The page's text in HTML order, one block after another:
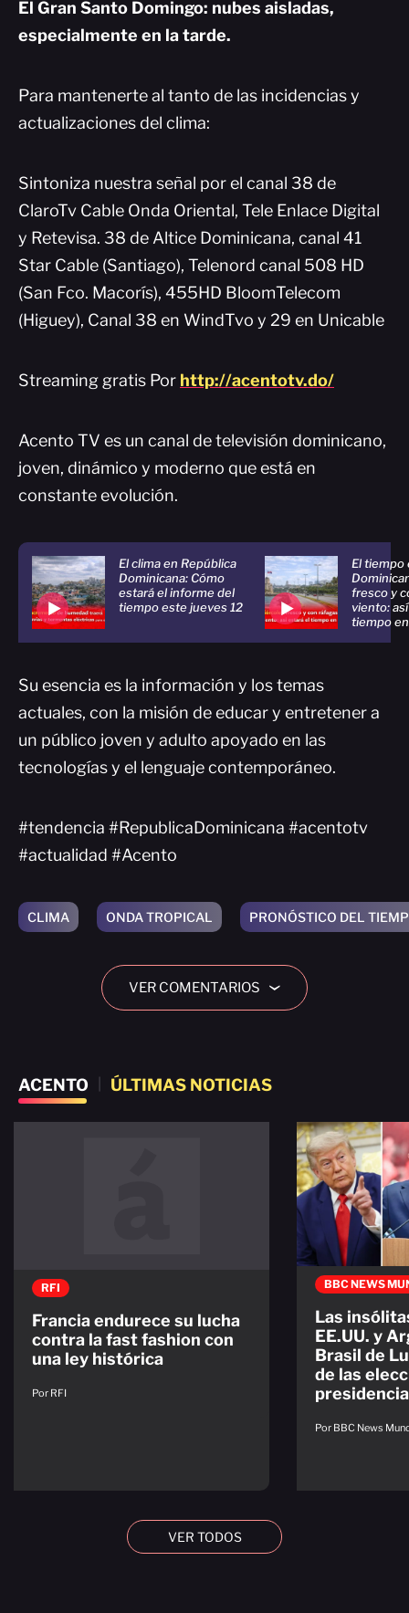
El Gran Santo Domingo: nubes aisladas,
especialmente en la tarde.
Para mantenerte al tanto de las incidencias y
actualizaciones del clima:
Sintoniza nuestra señal por el canal 38 de
ClaroTv Cable Onda Oriental, Tele Enlace Digital
y Retevisa. 38 de Altice Dominicana, canal 41
Star Cable (Santiago), Telenord canal 508 HD
(San Fco. Macorís), 455HD BloomTelecom
(Higuey), Canal 38 en WindTvo y 29 en Unicable
Streaming gratis Por http://acentotv.do/
Acento TV es un canal de televisión dominicano,
joven, dinámico y moderno que está en
constante evolución.
El clima en República
Dominicana: Cómo
estará el informe del
tiempo este jueves 12
El tiempo
fresco y
viento:
tiempo
Su esencia es la información y los temas
actuales, con la misión de educar y entretener a
un público joven y adulto apoyado en las
tecnologías y el lenguaje contemporáneo.
#tendencia #RepublicaDominicana #acentotv
#actualidad #Acento
CLIMA ONDA TROPICAL PRONÓSTICO DEL
VER COMENTARIOS ›
ACENTO ÚLTIMAS NOTICIAS
RFI
Francia endurece su lucha
contra la fast fashion con
una ley histórica
Por RFI
BBC NEWS
Las
EE.UU. y
Brasil de
de las
Por BBC News
VER TODOS